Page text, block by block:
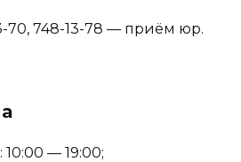
70, 748-13-78 — приём юр.
— 19:00;